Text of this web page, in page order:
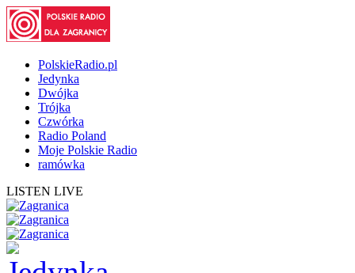
PolskieRadio.pl
Jedynka
Dwójka
Trójka
Czwórka
Radio Poland
Moje Polskie Radio
ramówka
LISTEN LIVE